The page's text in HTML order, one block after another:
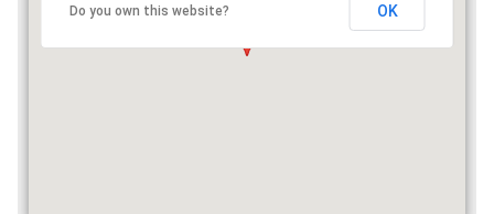
Do you own this website? OK